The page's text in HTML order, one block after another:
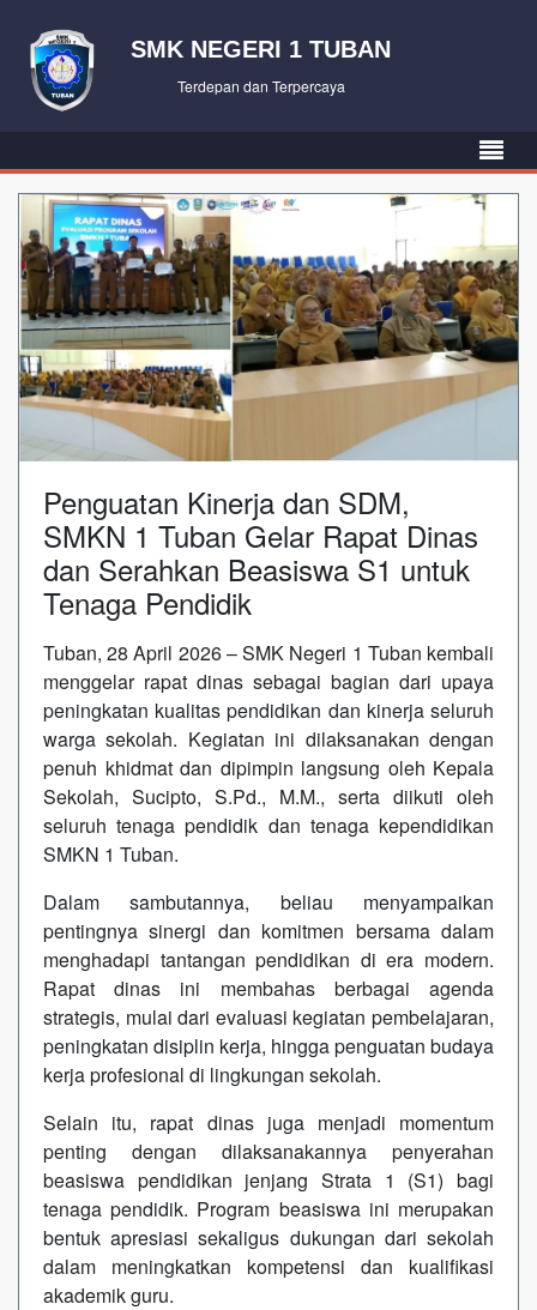
SMK NEGERI 1 TUBAN
Terdepan dan Terpercaya
Penguatan Kinerja dan SDM,
SMKN 1 Tuban Gelar Rapat Dinas
dan Serahkan Beasiswa S1 untuk
Tenaga Pendidik
Tuban, 28 April 2026 – SMK Negeri 1 Tuban kembali
menggelar rapat dinas sebagai bagian dari upaya
peningkatan kualitas pendidikan dan kinerja seluruh
warga sekolah. Kegiatan ini dilaksanakan dengan
penuh khidmat dan dipimpin langsung oleh Kepala
Sekolah, Sucipto, S.Pd., M.M., serta diikuti oleh
seluruh tenaga pendidik dan tenaga kependidikan
SMKN 1 Tuban.
Dalam sambutannya, beliau menyampaikan
pentingnya sinergi dan komitmen bersama dalam
menghadapi tantangan pendidikan di era modern.
Rapat dinas ini membahas berbagai agenda
strategis, mulai dari evaluasi kegiatan pembelajaran,
peningkatan disiplin kerja, hingga penguatan budaya
kerja profesional di lingkungan sekolah.
Selain itu, rapat dinas juga menjadi momentum
penting dengan dilaksanakannya penyerahan
beasiswa pendidikan jenjang Strata 1 (S1) bagi
tenaga pendidik. Program beasiswa ini merupakan
bentuk apresiasi sekaligus dukungan dari sekolah
dalam meningkatkan kompetensi dan kualifikasi
akademik guru.